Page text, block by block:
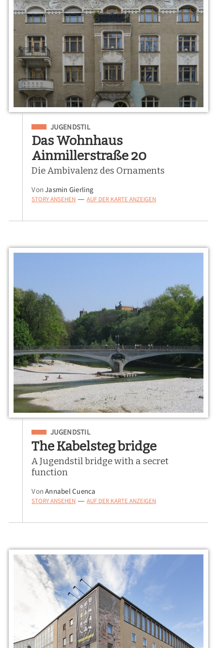
Eingeordnet unter
JUGENDSTIL
Das Wohnhaus
Ainmillerstraße 20
Die Ambivalenz des Ornaments
VonJasmin Gierling
STORY ANSEHEN — AUF DER KARTE ANZEIGEN
Eingeordnet unter
JUGENDSTIL
The Kabelsteg bridge
A Jugendstil bridge with a secret
function
VonAnnabel Cuenca
STORY ANSEHEN — AUF DER KARTE ANZEIGEN